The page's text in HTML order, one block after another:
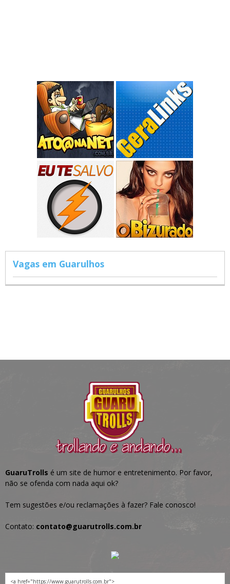
Vagas em Guarulhos
GuaruTrolls é um site de humor e entretenimento. Por favor,
não se ofenda com nada aqui ok?
Tem sugestões e/ou reclamações à fazer? Fale conosco!
Contato: contato@guarutrolls.com.br